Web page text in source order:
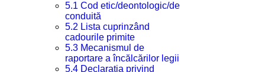
5.1 Cod etic/deontologic/de
conduită
5.2 Lista cuprinzând
cadourile primite
5.3 Mecanismul de
raportare a încălcărilor legii
5.4 Declarația privind